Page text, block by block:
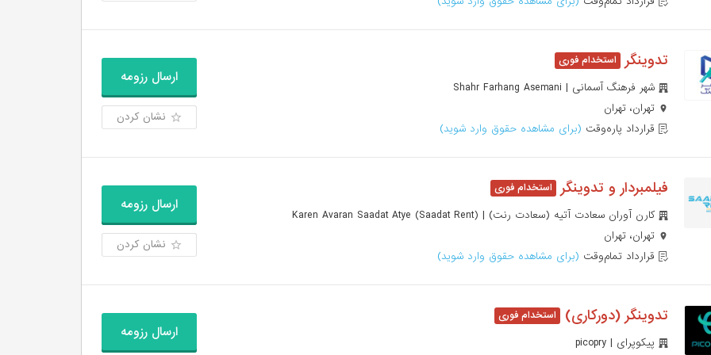
تدوینگر
شهر فرهنگ آسمانی | Shahr Farhang Asemani
تهران، تهران
قرارداد پاره‌وقت (برای مشاهده حقوق وارد شوید)
ارسال رزومه
نشان کردن
فیلمبردار و تدوینگر
کارن آوران سعادت آتیه (سعادت رنت) | Karen Avaran Saadat Atye (Saadat Rent)
تهران، تهران
قرارداد تمام‌وقت (برای مشاهده حقوق وارد شوید)
ارسال رزومه
نشان کردن
تدوینگر (دورکاری)
پیکوپرای | picopry
ارسال رزومه